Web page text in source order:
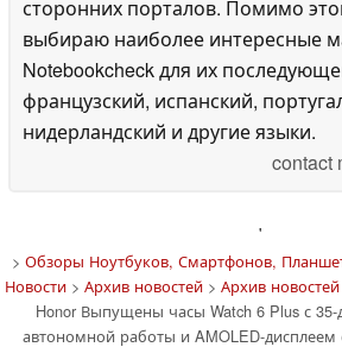
сторонних порталов. Помимо
выбираю наиболее интересные
Notebookcheck для их
французский, испанский,
нидерландский и другие языки.
contact
'
> Обзоры Ноутбуков, Смартфонов,
Новости> Архив новостей> Архив
Honor Выпущены часы Watch 6 Plus с
автономной работы и AMOLED-дисплеем